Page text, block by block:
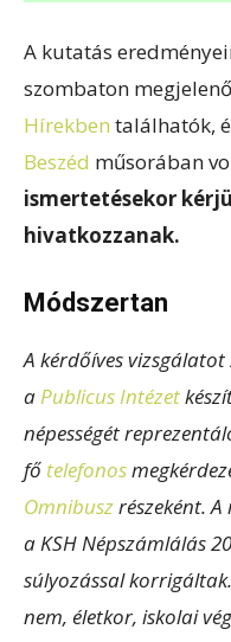
A kutatás
szombaton megjelenő
Hírekben találhatók,
Beszéd műsorában
ismertetésekor
hivatkozzanak.
Módszertan
A kérdőíves
aPublicus Intézet
népességét
fő telefonos
Omnibuszrészeként.
a KSH Népszámlálás
súlyozással
nem, életkor, iskolai